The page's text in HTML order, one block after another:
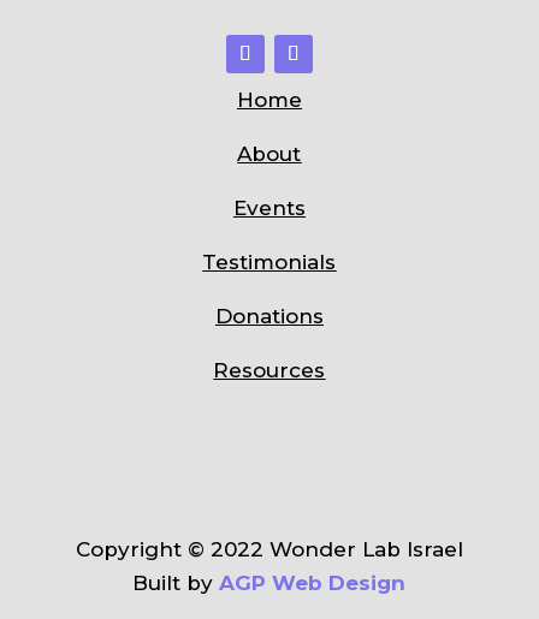
Home
About
Events
Testimonials
Donations
Resources
Copyright © 2022 Wonder Lab Israel
Built byAGP Web Design